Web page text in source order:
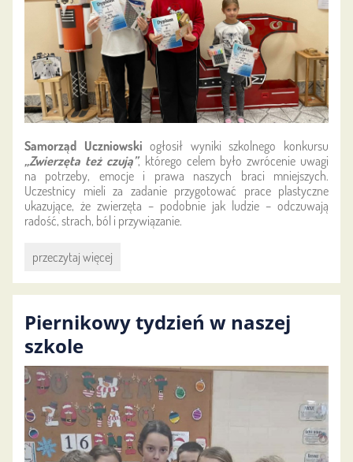
Samorząd Uczniowskiogłosił wyniki szkolnego konkursu
„Zwierzęta też czują”, którego celem było zwrócenie uwagi
na potrzeby, emocje i prawa naszych braci mniejszych.
Uczestnicy mieli za zadanie przygotować prace plastyczne
ukazujące, że zwierzęta – podobnie jak ludzie – odczuwają
radość, strach, ból i przywiązanie.
Ogłoszenie
konkursu
też
czują":
przeczytaj więcej
Piernikowy tydzień w naszej
szkole